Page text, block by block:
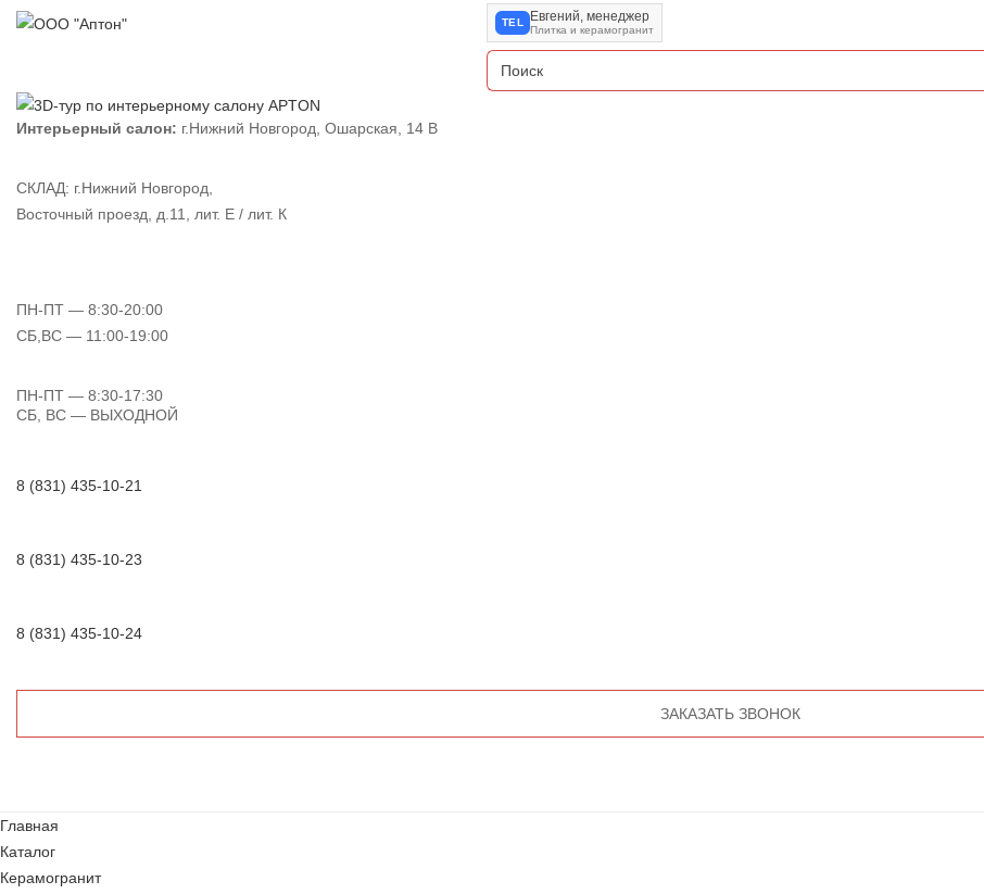
TEL Евгений, менеджер
Плитка и керамогранит
Интерьерный салон: г.Нижний Новгород, Ошарская, 14 В
СКЛАД: г.Нижний Новгород,
Восточный проезд, д.11, лит. Е / лит. К
ПН-ПТ — 8:30-20:00
СБ,ВС — 11:00-19:00
ПН-ПТ — 8:30-17:30
СБ, ВС — ВЫХОДНОЙ
8 (831) 435-10-21
8 (831) 435-10-23
8 (831) 435-10-24
ЗАКАЗАТЬ ЗВОНОК
Главная
Каталог
Керамогранит